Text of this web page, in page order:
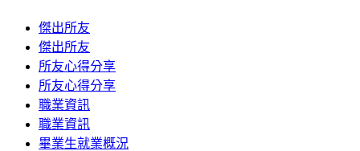
傑出所友
傑出所友
所友心得分享
所友心得分享
職業資訊
職業資訊
畢業生就業概況